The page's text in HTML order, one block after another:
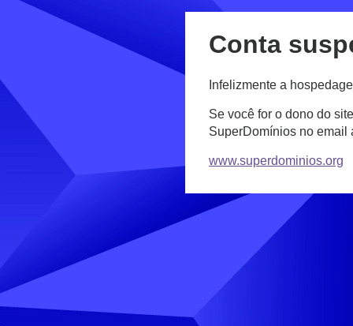
Conta
Infelizmente a
Se você for o dono do
SuperDomínios no email
www.superdominios.org